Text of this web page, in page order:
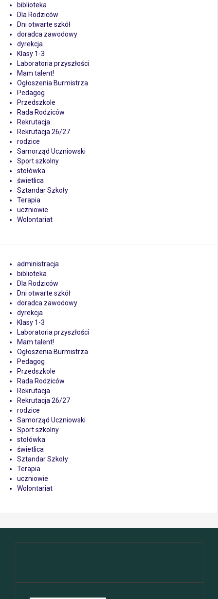
biblioteka
Dla Rodziców
Dni otwarte szkół
doradca zawodowy
dyrekcja
Klasy 1-3
Laboratoria przyszłości
Mam talent!
Ogłoszenia Burmistrza
Pedagog
Przedszkole
Rada Rodziców
Rekrutacja
Rekrutacja 26/27
rodzice
Samorząd Uczniowski
Sport szkolny
stołówka
świetlica
Sztandar Szkoły
Terapia
uczniowie
Wolontariat
administracja
biblioteka
Dla Rodziców
Dni otwarte szkół
doradca zawodowy
dyrekcja
Klasy 1-3
Laboratoria przyszłości
Mam talent!
Ogłoszenia Burmistrza
Pedagog
Przedszkole
Rada Rodziców
Rekrutacja
Rekrutacja 26/27
rodzice
Samorząd Uczniowski
Sport szkolny
stołówka
świetlica
Sztandar Szkoły
Terapia
uczniowie
Wolontariat